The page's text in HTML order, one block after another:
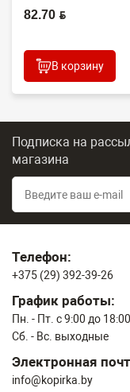
Япония
82.70 BYN
В корзину
Подписка на
магазина
Телефон:
+375 (29) 392-39-26
График работы:
Пн. - Пт. с 9:00 до 18:00
Сб. - Вс. выходные
Электронная
info@kopirka.by